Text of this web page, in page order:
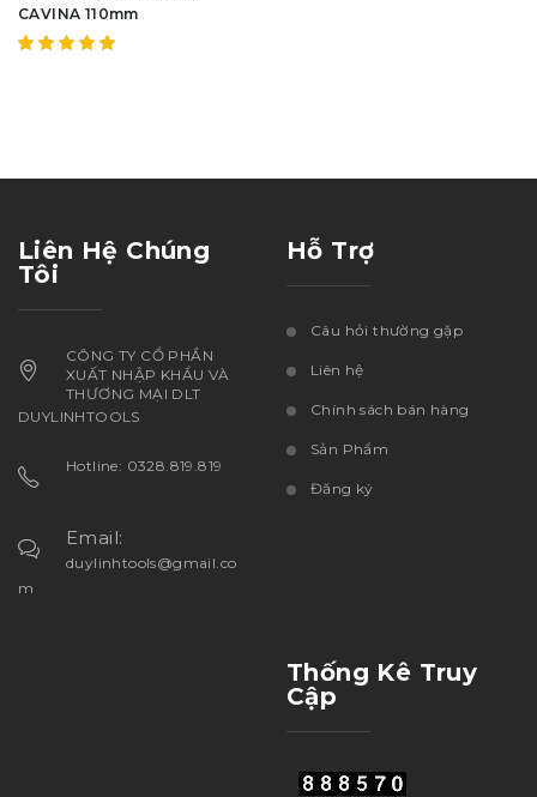
CAVINA 110mm
Liên Hệ Chúng
Tôi
CÔNG TY CỔ PHẦN
XUẤT NHẬP KHẨU VÀ
THƯƠNG MẠI DLT
DUYLINHTOOLS
Hotline: 0328.819.819
Email:
duylinhtools@gmail.co
m
Hỗ Trợ
Câu hỏi thường gặp
Liên hệ
Chính sách bán hàng
Sản Phẩm
Đăng ký
Thống Kê Truy
Cập